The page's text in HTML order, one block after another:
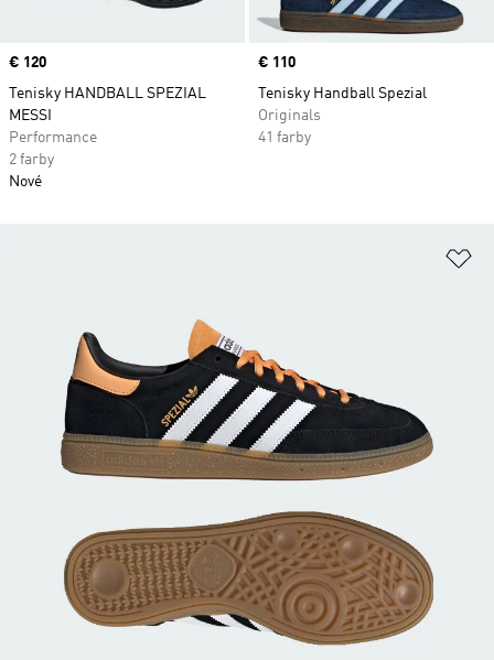
Price
€ 120
Tenisky HANDBALL SPEZIAL
MESSI
Performance
2 farby
Nové
Price
€ 110
Tenisky Handball Spezial
Originals
41 farby